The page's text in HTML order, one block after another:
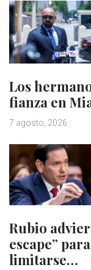
Los
fianza en
7 agosto, 2026
Rubio
escape”
limitarse…